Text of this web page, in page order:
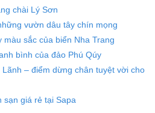
chài Lý Sơn
vườn dâu tây chín mọng
màu sắc của biển Nha Trang
bình của đảo Phú Qúy
– điểm dừng chân tuyệt vời cho
sạn giá rẻ tại Sapa